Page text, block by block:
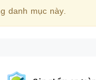
danh mục này.